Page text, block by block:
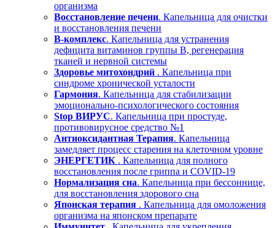
организма
Восстановление печени. Капельница для очистки
и восстановления печени
В-комплекс. Капельница для устранения
дефицита витаминов группы В, регенерация
тканей и нервной системы
Здоровье митохондрий . Капельница при
синдроме хронической усталости
Гармония. Капельница для стабилизации
эмоционально-психологического состояния
Stop ВИРУС. Капельница при простуде,
противовирусное средство №1
Антиоксидантная Терапия. Капельница
замедляет процесс старения на клеточном уровне
ЭНЕРГЕТИК . Капельница для полного
восстановления после гриппа и COVID-19
Нормализация сна. Капельница при бессоннице,
для восстановления здорового сна
Японская терапия . Капельница для омоложения
организма на японском препарате